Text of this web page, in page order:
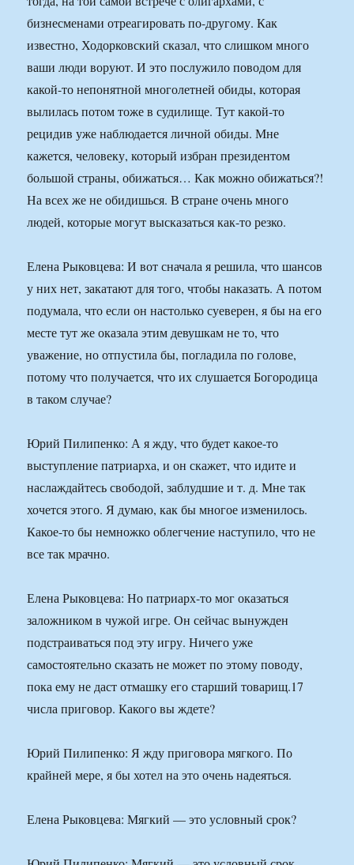
бизнесменами отреагировать по-другому. Как
известно, Ходорковский сказал, что слишком много
ваши люди воруют. И это послужило поводом для
какой-то непонятной многолетней обиды, которая
вылилась потом тоже в судилище. Тут какой-то
рецидив уже наблюдается личной обиды. Мне
кажется, человеку, который избран президентом
большой страны, обижаться… Как можно обижаться?!
На всех же не обидишься. В стране очень много
людей, которые могут высказаться как-то резко.
Елена Рыковцева: И вот сначала я решила, что шансов
у них нет, закатают для того, чтобы наказать. А потом
подумала, что если он настолько суеверен, я бы на его
месте тут же оказала этим девушкам не то, что
уважение, но отпустила бы, погладила по голове,
потому что получается, что их слушается Богородица
в таком случае?
Юрий Пилипенко: А я жду, что будет какое-то
выступление патриарха, и он скажет, что идите и
наслаждайтесь свободой, заблудшие и т. д. Мне так
хочется этого. Я думаю, как бы многое изменилось.
Какое-то бы немножко облегчение наступило, что не
все так мрачно.
Елена Рыковцева: Но патриарх-то мог оказаться
заложником в чужой игре. Он сейчас вынужден
подстраиваться под эту игру. Ничего уже
самостоятельно сказать не может по этому поводу,
пока ему не даст отмашку его старший товарищ.17
числа приговор. Какого вы ждете?
Юрий Пилипенко: Я жду приговора мягкого. По
крайней мере, я бы хотел на это очень надеяться.
Елена Рыковцева: Мягкий — это условный срок?